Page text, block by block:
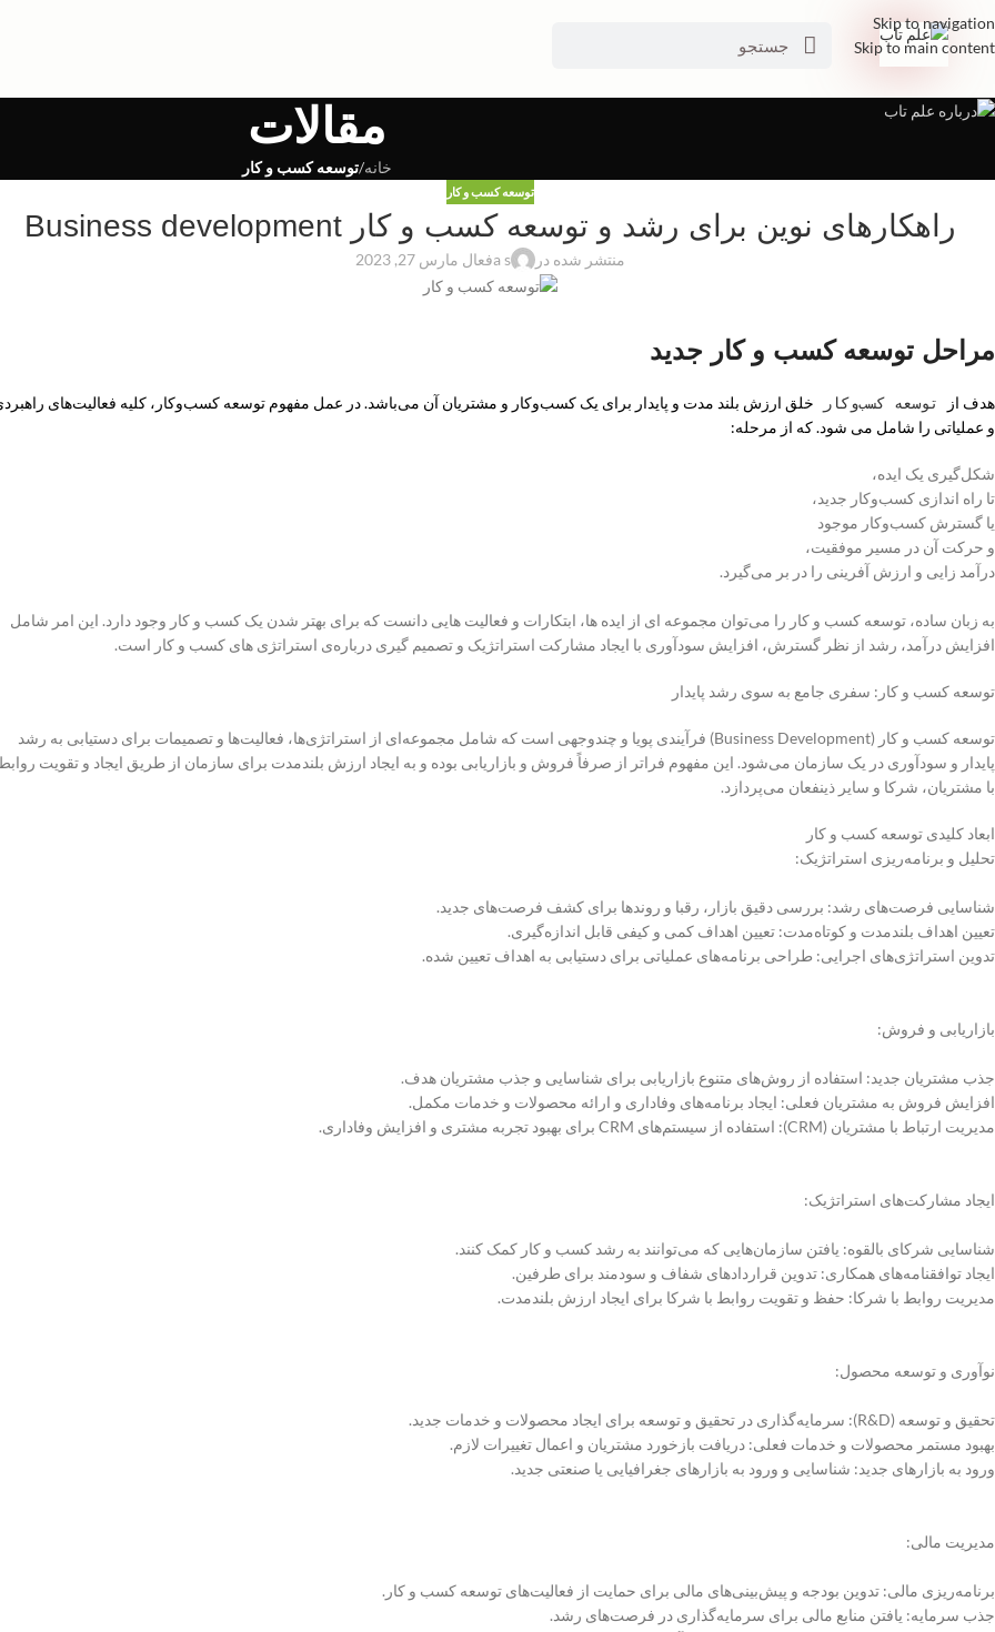
Skip to navigation
Skip to main content
مقالات
خانه/توسعه کسب و کار
توسعه کسب و کار
منتشر شده در a sفعال مارس 27, 2023
مراحل توسعه کسب و کار جدید
هدف از توسعه کسب‌وکار
خلق ارزش بلند مدت و پایدار برای یک کسب‌وکار و مشتریان آن می‌باشد. در عمل مفهوم توسعه کسب‌وکار، کلیه فعالیت‌های
و عملیاتی را شامل می شود. که از مرحله:
شکل‌گیری یک ایده،
تا راه اندازی کسب‌وکار جدید،
یا گسترش کسب‌وکار موجود
و حرکت آن در مسیر موفقیت،
درآمد زایی و ارزش آفرینی را در بر می‌گیرد.
به زبان ساده، توسعه کسب و کار را می‌توان مجموعه ای از ایده ها، ابتکارات و فعالیت هایی دانست که برای بهتر شدن یک کسب و کار وجود دارد. این امر شامل
افزایش درآمد، رشد از نظر گسترش، افزایش سودآوری با ایجاد مشارکت استراتژیک و تصمیم گیری درباره‌ی استراتژی های کسب و کار است.
توسعه کسب و کار: سفری جامع به سوی رشد پایدار
توسعه کسب و کار (Business Development) فرآیندی پویا و چندوجهی است که شامل مجموعه‌ای از استراتژی‌ها، فعالیت‌ها و تصمیمات برای دستیابی به رشد
پایدار و سودآوری در یک سازمان می‌شود. این مفهوم فراتر از صرفاً فروش و بازاریابی بوده و به ایجاد ارزش بلندمدت برای سازمان از طریق ایجاد و تقویت
با مشتریان، شرکا و سایر ذینفعان می‌پردازد.
ابعاد کلیدی توسعه کسب و کار
تحلیل و برنامه‌ریزی استراتژیک:
شناسایی فرصت‌های رشد: بررسی دقیق بازار، رقبا و روندها برای کشف فرصت‌های جدید.
تعیین اهداف بلندمدت و کوتاه‌مدت: تعیین اهداف کمی و کیفی قابل اندازه‌گیری.
تدوین استراتژی‌های اجرایی: طراحی برنامه‌های عملیاتی برای دستیابی به اهداف تعیین شده.
بازاریابی و فروش:
جذب مشتریان جدید: استفاده از روش‌های متنوع بازاریابی برای شناسایی و جذب مشتریان هدف.
افزایش فروش به مشتریان فعلی: ایجاد برنامه‌های وفاداری و ارائه محصولات و خدمات مکمل.
مدیریت ارتباط با مشتریان (CRM): استفاده از سیستم‌های CRM برای بهبود تجربه مشتری و افزایش وفاداری.
ایجاد مشارکت‌های استراتژیک:
شناسایی شرکای بالقوه: یافتن سازمان‌هایی که می‌توانند به رشد کسب و کار کمک کنند.
ایجاد توافقنامه‌های همکاری: تدوین قراردادهای شفاف و سودمند برای طرفین.
مدیریت روابط با شرکا: حفظ و تقویت روابط با شرکا برای ایجاد ارزش بلندمدت.
نوآوری و توسعه محصول:
تحقیق و توسعه (R&D): سرمایه‌گذاری در تحقیق و توسعه برای ایجاد محصولات و خدمات جدید.
بهبود مستمر محصولات و خدمات فعلی: دریافت بازخورد مشتریان و اعمال تغییرات لازم.
ورود به بازارهای جدید: شناسایی و ورود به بازارهای جغرافیایی یا صنعتی جدید.
مدیریت مالی:
برنامه‌ریزی مالی: تدوین بودجه و پیش‌بینی‌های مالی برای حمایت از فعالیت‌های توسعه کسب و کار.
جذب سرمایه: یافتن منابع مالی برای سرمایه‌گذاری در فرصت‌های رشد.